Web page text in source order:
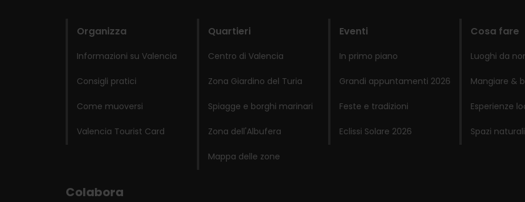
Organizza
Informazioni su Valencia
Consigli pratici
Come muoversi
Valencia Tourist Card
Quartieri
Centro di Valencia
Zona Giardino del Turia
Spiagge e borghi marinari
Zona dell'Albufera
Mappa delle zone
Eventi
In primo piano
Grandi appuntamenti 2026
Feste e tradizioni
Eclissi Solare 2026
Cosa fare
Luoghi da
Mangiare &
Esperienze
Spazi naturali
Colabora